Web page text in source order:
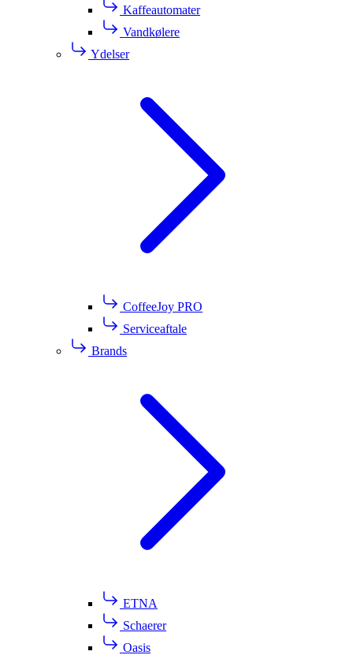
Kaffeautomater
Vandkølere
Ydelser
CoffeeJoy PRO
Serviceaftale
Brands
ETNA
Schaerer
Oasis